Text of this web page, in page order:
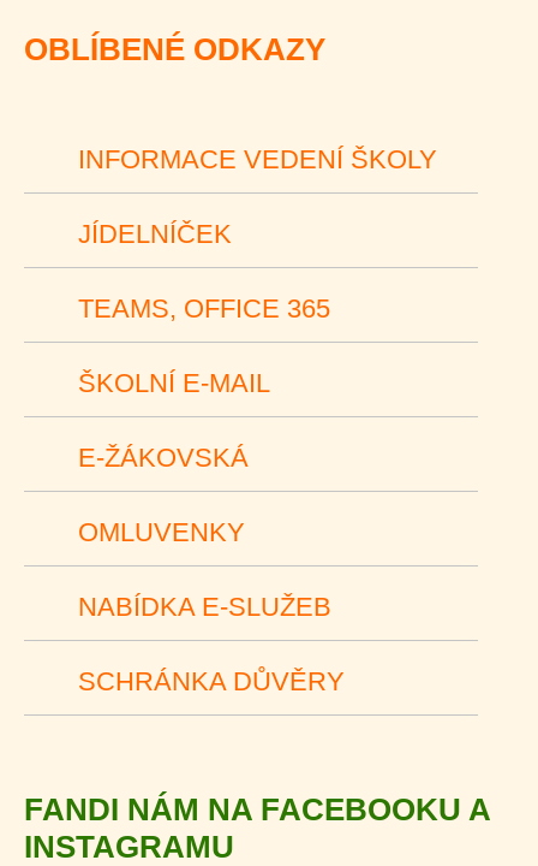
OBLÍBENÉ ODKAZY
INFORMACE VEDENÍ ŠKOLY
JÍDELNÍČEK
TEAMS, OFFICE 365
ŠKOLNÍ E-MAIL
E-ŽÁKOVSKÁ
OMLUVENKY
NABÍDKA E-SLUŽEB
SCHRÁNKA DŮVĚRY
FANDI NÁM NA FACEBOOKU A
INSTAGRAMU